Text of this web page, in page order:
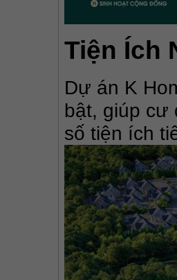
Tiện Ích
Dự án K
bật, giúp cư
số tiện ích